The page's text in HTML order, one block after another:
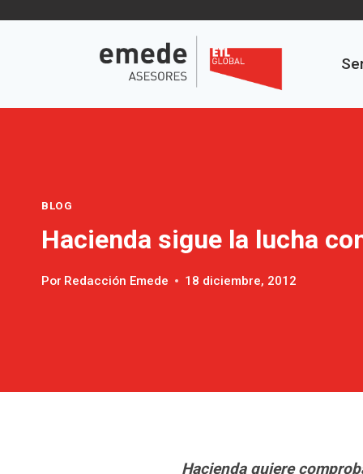
BLOG
Hacienda sigue la lucha
Por Redacción Emede 18 diciembre, 2012
Hacienda quiere